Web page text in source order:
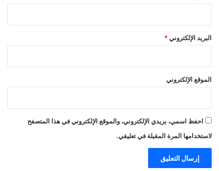
البريد الإلكتروني *
الموقع الإلكتروني
احفظ اسمي، بريدي الإلكتروني، والموقع الإلكتروني في هذا المتصفح
لاستخدامها المرة المقبلة في تعليقي.